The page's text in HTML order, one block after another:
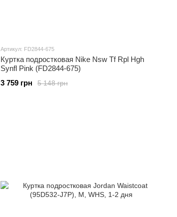
Артикул: FD2844-675
Куртка подростковая Nike Nsw Tf Rpl Hgh
Synfl Pink (FD2844-675)
5 148 грн
3 759 грн